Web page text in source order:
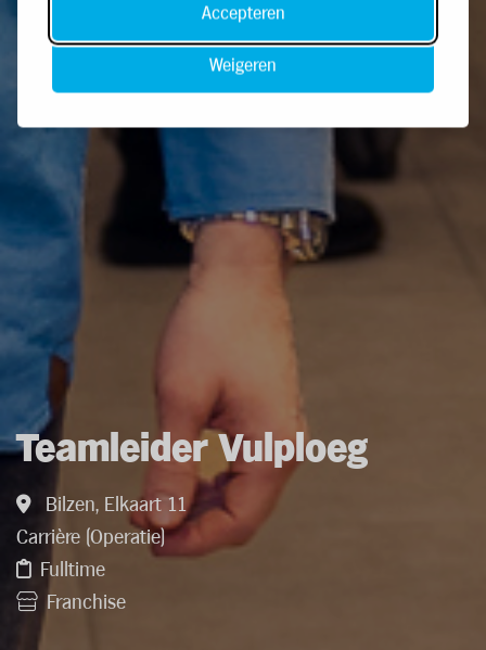
Weigeren
Accepteren
Teamleider Vulploeg
Bilzen, Elkaart 11
Carrière (Operatie)
Fulltime
Franchise